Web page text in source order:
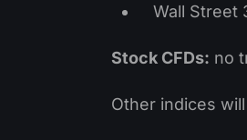
Wall Street
Stock CFDs: no
Other indices